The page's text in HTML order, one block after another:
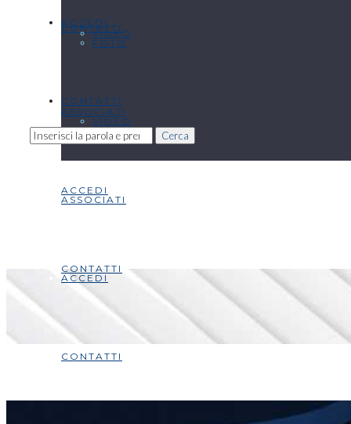
ACCEDI
CONTATTI
CONTATTI
Cerca
VIDEO
ASSOCIATI
ACCEDI
CONTATTI
FOTO
VIDEO
ASSOCIATI
ACCEDI
CONTATTI